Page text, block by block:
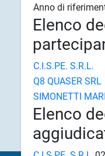
Anno di
Elenco
C.I.S.PE. S.R.L.
Q8 QUASER SRL
SIMONETTI
Elenco